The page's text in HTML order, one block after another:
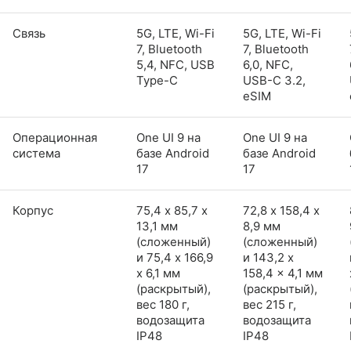
Связь
5G, LTE, Wi-Fi
7, Bluetooth
5,4, NFC, USB
Type-C
5G, LTE, Wi-Fi
7, Bluetooth
6,0, NFC,
USB-C 3.2,
eSIM
Операционная
система
One UI 9 на
базе Android
17
One UI 9 на
базе Android
17
Корпус
75,4 х 85,7 х
13,1 мм
(сложенный)
и 75,4 x 166,9
x 6,1 мм
(раскрытый),
вес 180 г,
водозащита
IP48
72,8 х 158,4 х
8,9 мм
(сложенный)
и 143,2 x
158,4 x 4,1 мм
(раскрытый),
вес 215 г,
водозащита
IP48